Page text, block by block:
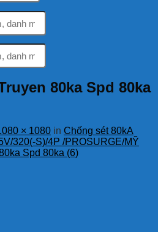
80ka Spd 80ka
× 1080 in Chống sét 80kA
320(-S)/4P /PROSURGE/MỸ